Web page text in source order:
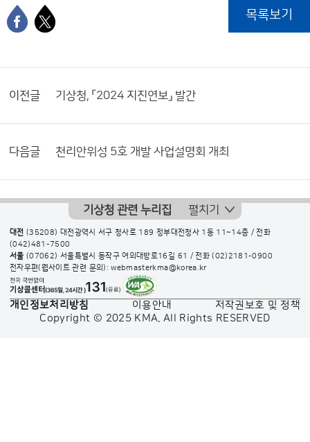
목록보기
이전글 기상청, 「2024 지진연보」 발간
다음글 천리안위성 5호 개발 사업설명회 개최
기상청 관련 누리집 펼치기
대전 (35208) 대전광역시 서구 청사로 189 정부대전청사 1동 11~14층 / 전화
(042)481-7500
서울 (07062) 서울특별시 동작구 여의대방로16길 61 / 전화(02)2181-0900
전자우편(웹사이트 관련 문의): webmasterkma@korea.kr
개인정보처리방침 이용안내
저작권보호 및 정책
Copyright © 2025 KMA. All Rights RESERVED